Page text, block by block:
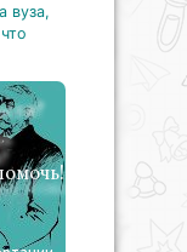
вуза,